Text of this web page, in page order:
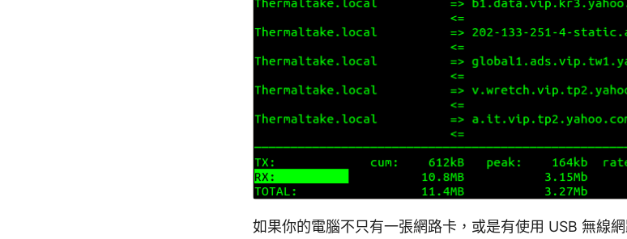
如果你的電腦不只有一張網路卡，或是有使用 USB 無線